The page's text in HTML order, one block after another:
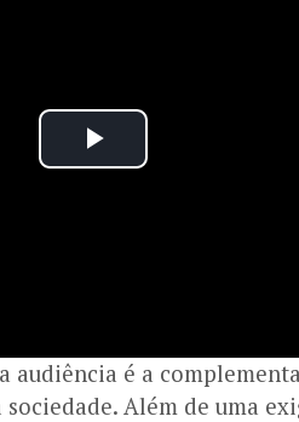
audiência é a
sociedade. Além de uma